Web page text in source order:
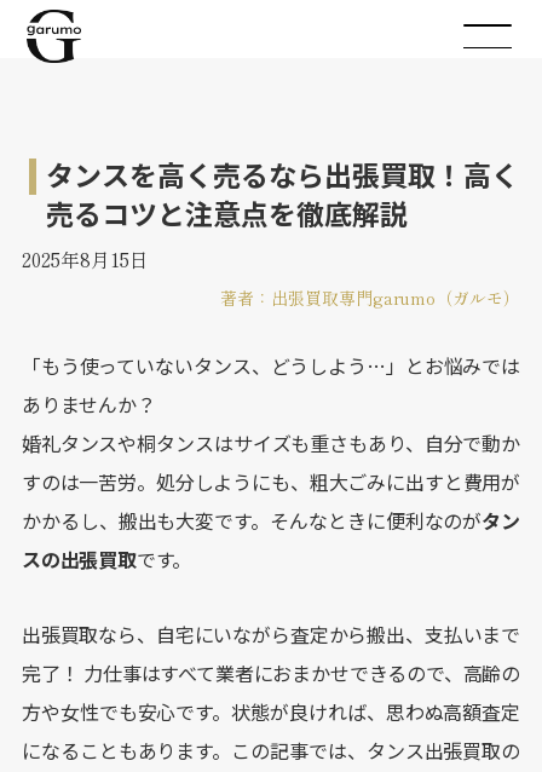
タンスを高く売るなら出張買取！高く
売るコツと注意点を徹底解説
2025年8月15日
著者：出張買取専門garumo（ガルモ）
「もう使っていないタンス、どうしよう…」とお悩みでは
ありませんか？
婚礼タンスや桐タンスはサイズも重さもあり、自分で動か
すのは一苦労。処分しようにも、粗大ごみに出すと費用が
かかるし、搬出も大変です。そんなときに便利なのがタン
スの出張買取です。
出張買取なら、自宅にいながら査定から搬出、支払いまで
完了！ 力仕事はすべて業者におまかせできるので、高齢の
方や女性でも安心です。状態が良ければ、思わぬ高額査定
になることもあります。この記事では、タンス出張買取の